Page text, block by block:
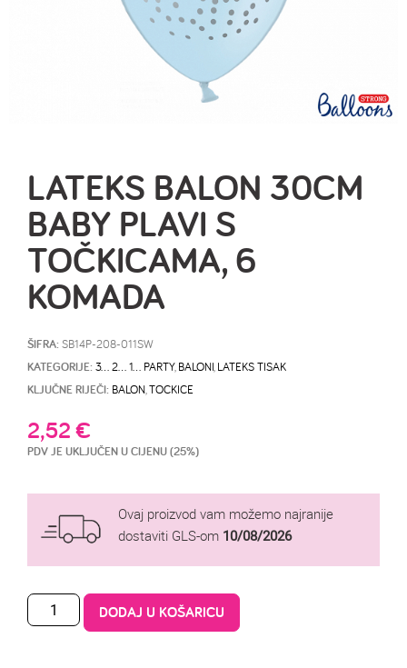
LATEKS BALON 30CM
BABY PLAVI S
TOČKICAMA, 6
KOMADA
ŠIFRA: SB14P-208-011SW
KATEGORIJE: 3… 2… 1… PARTY, BALONI LATEKS TISAK
KLJUČNE RIJEČI: BALON TOCKICE
2,52€
PDV JE UKLJUČEN U CIJENU (25%)
Ovaj proizvod vam možemo najranije
dostaviti GLS-om 10/08/2026
DODAJ U KOŠARICU